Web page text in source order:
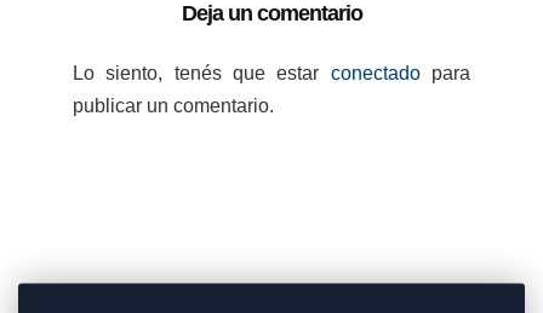
Deja un comentario
Lo siento, tenés que estar conectadopara
publicar un comentario.